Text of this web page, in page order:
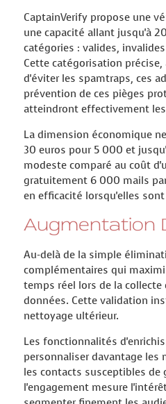
CaptainVerify propose une
une capacité allant jusqu'à
catégories : valides,
Cette catégorisation
d'éviter les spamtraps, ces
prévention de ces pièges
atteindront effectivement
La dimension économique
30 euros pour 5 000 et
modeste comparé au coût
gratuitement 6 000 mails
en efficacité lorsqu'elles
Augmentation
Au-delà de la simple
complémentaires qui
temps réel lors de la
données. Cette validation
nettoyage ultérieur.
Les fonctionnalités
personnaliser davantage les
les contacts susceptibles de
l'engagement mesure